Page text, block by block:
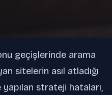
geçişlerinde arama
sitelerin asıl atladığı
strateji hataları,